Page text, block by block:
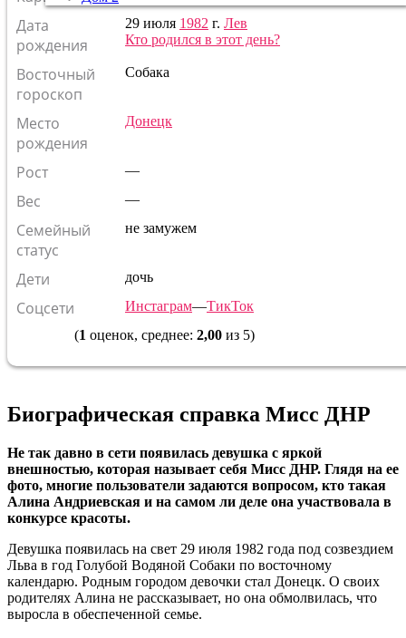
Дата
рождения
29 июля 1982 г. Лев
Кто родился в этот день?
Восточный
гороскоп
Собака
Место
рождения
Донецк
Рост —
Вес —
Семейный
статус
не замужем
Дети дочь
Соцсети Инстаграм—ТикТок
(1 оценок, среднее: 2,00 из 5)
Биографическая справка Мисс ДНР
Не так давно в сети появилась девушка с яркой
внешностью, которая называет себя Мисс ДНР. Глядя на ее
фото, многие пользователи задаются вопросом, кто такая
Алина Андриевская и на самом ли деле она участвовала в
конкурсе красоты.
Девушка появилась на свет 29 июля 1982 года под созвездием
Льва в год Голубой Водяной Собаки по восточному
календарю. Родным городом девочки стал Донецк. О своих
родителях Алина не рассказывает, но она обмолвилась, что
выросла в обеспеченной семье.